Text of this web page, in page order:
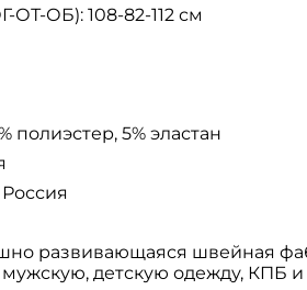
ОБ): 108-82-112 см
полиэстер, 5% эластан
развивающаяся швейная
детскую одежду, КПБ